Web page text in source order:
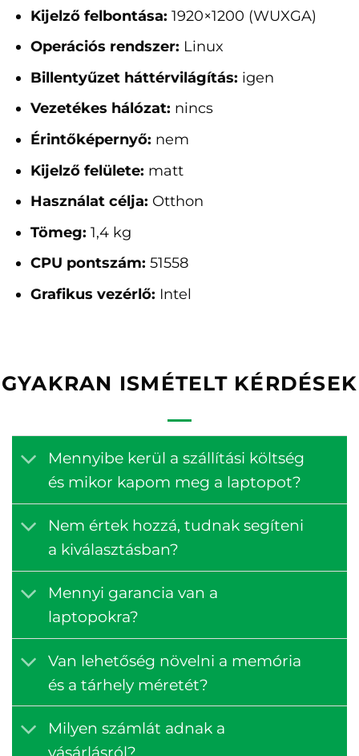
Kijelző felbontása: 1920×1200 (WUXGA)
Operációs rendszer: Linux
Billentyűzet háttérvilágítás: igen
Vezetékes hálózat: nincs
Érintőképernyő: nem
Kijelző felülete: matt
Használat célja: Otthon
Tömeg: 1,4 kg
CPU pontszám: 51558
Grafikus vezérlő: Intel
GYAKRAN ISMÉTELT KÉRDÉSEK
Mennyibe kerül a szállítási költség
és mikor kapom meg a laptopot?
Nem értek hozzá, tudnak segíteni
a kiválasztásban?
Mennyi garancia van a
laptopokra?
Van lehetőség növelni a memória
és a tárhely méretét?
Milyen számlát adnak a
vásárlásról?